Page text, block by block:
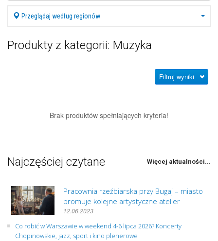
Przeglądaj według regionów
Produkty z kategorii: Muzyka
Filtruj wyniki
Brak produktów spełniających kryteria!
Najczęściej czytane Więcej aktualności...
Pracownia rzeźbiarska przy Bugaj – miasto
promuje kolejne artystyczne atelier
12.06.2023
Co robić w Warszawie w weekend 4-6 lipca 2026? Koncerty
Chopinowskie, jazz, sport i kino plenerowe